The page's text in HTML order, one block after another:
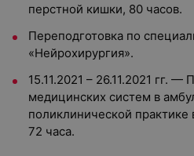
перстной кишки, 80 часов.
Переподготовка по
«Нейрохирургия».
15.11.2021 – 26.11.2021 гг.
медицинских систем в
поликлинической практике
72 часа.